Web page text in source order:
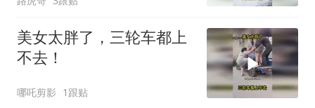
美女太胖了，三轮车都上
不去！
哪吒剪影 1跟贴